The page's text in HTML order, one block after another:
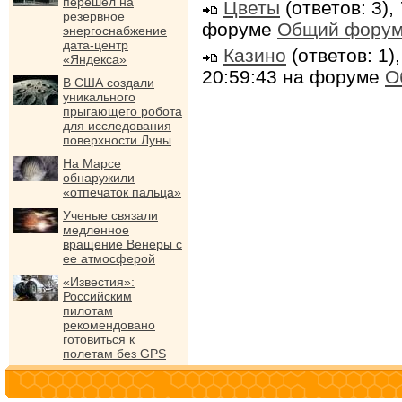
резервное
энергоснабжение
дата-центр
«Яндекса»
В США создали
уникального
прыгающего робота
для исследования
поверхности Луны
На Марсе
обнаружили
«отпечаток пальца»
Ученые связали
медленное
вращение Венеры с
ее атмосферой
«Известия»:
Российским
пилотам
рекомендовано
готовиться к
полетам без GPS
Цветы (ответов: 3),
форуме Общий
Казино (ответов:
20:59:43 на форуме